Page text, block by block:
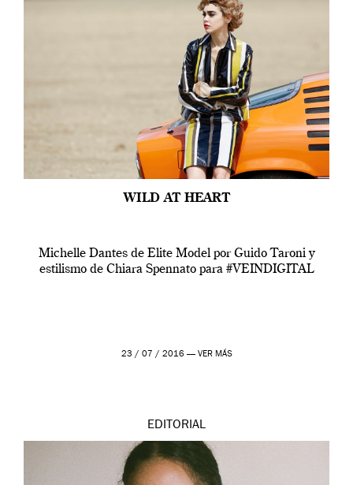
WILD AT HEART
Michelle Dantes de Elite Model por Guido Taroni y
estilismo de Chiara Spennato para #VEINDIGITAL
23 / 07 / 2016 — VER MÁS
EDITORIAL